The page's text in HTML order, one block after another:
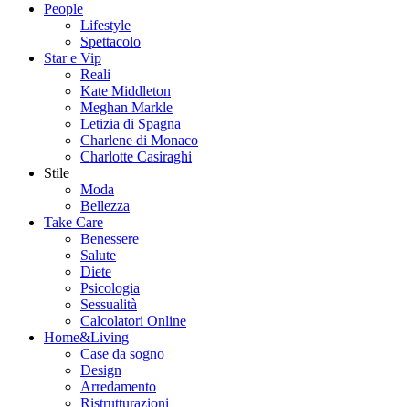
People
Lifestyle
Spettacolo
Star e Vip
Reali
Kate Middleton
Meghan Markle
Letizia di Spagna
Charlene di Monaco
Charlotte Casiraghi
Stile
Moda
Bellezza
Take Care
Benessere
Salute
Diete
Psicologia
Sessualità
Calcolatori Online
Home&Living
Case da sogno
Design
Arredamento
Ristrutturazioni